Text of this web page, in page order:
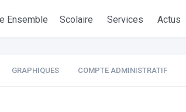
Ensemble Scolaire Services Actus
GRAPHIQUES COMPTE ADMINISTRATIF